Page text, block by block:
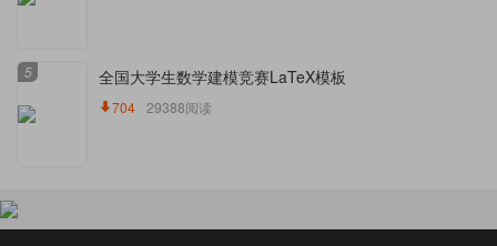
5 全国大学生数学建模竞赛LaTeX模板
704 29388阅读